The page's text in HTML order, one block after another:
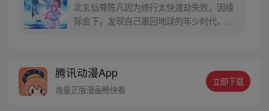
北玄仙尊陈凡因为修行太快渡劫失败，因缘
际会下，发现自己重回地球的年少时代，法
腾讯动漫App
海量正版漫画畅快看
立即下载